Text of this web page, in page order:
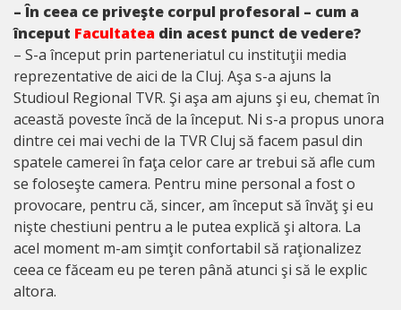
– În ceea ce priveşte corpul profesoral – cum a
început Facultatea din acest punct de vedere?
– S-a început prin parteneriatul cu instituţii media
reprezentative de aici de la Cluj. Aşa s-a ajuns la
Studioul Regional TVR. Şi aşa am ajuns şi eu, chemat în
această poveste încă de la început. Ni s-a propus unora
dintre cei mai vechi de la TVR Cluj să facem pasul din
spatele camerei în faţa celor care ar trebui să afle cum
se foloseşte camera. Pentru mine personal a fost o
provocare, pentru că, sincer, am început să învăţ şi eu
nişte chestiuni pentru a le putea explică şi altora. La
acel moment m-am simţit confortabil să raţionalizez
ceea ce făceam eu pe teren până atunci şi să le explic
altora.